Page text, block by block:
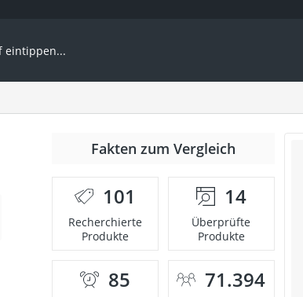
Fakten zum Vergleich
101
Recherchierte
Produkte
14
Überprüfte
Produkte
85 71.394